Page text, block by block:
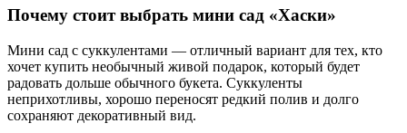
Почему стоит выбрать мини сад «Хаски»
Мини сад с суккулентами — отличный вариант для тех, кто
хочет купить необычный живой подарок, который будет
радовать дольше обычного букета. Суккуленты
неприхотливы, хорошо переносят редкий полив и долго
сохраняют декоративный вид.